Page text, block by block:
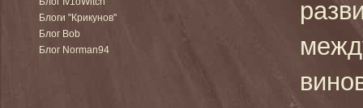
Блоги "Крикунов"
Блог Bob
Блог Norman94